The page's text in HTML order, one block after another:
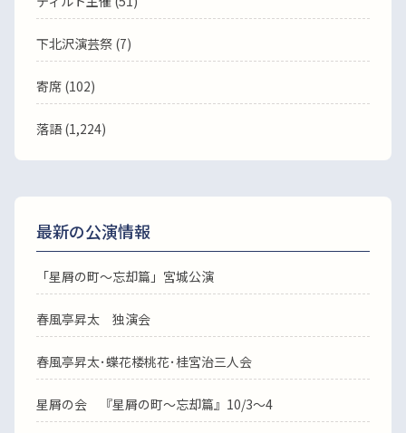
下北沢演芸祭 (7)
寄席 (102)
落語(1,224)
最新の公演情報
「星屑の町～忘却篇」宮城公演
春風亭昇太 独演会
春風亭昇太･蝶花楼桃花･桂宮治三人会
星屑の会 『星屑の町～忘却篇』10/3～4